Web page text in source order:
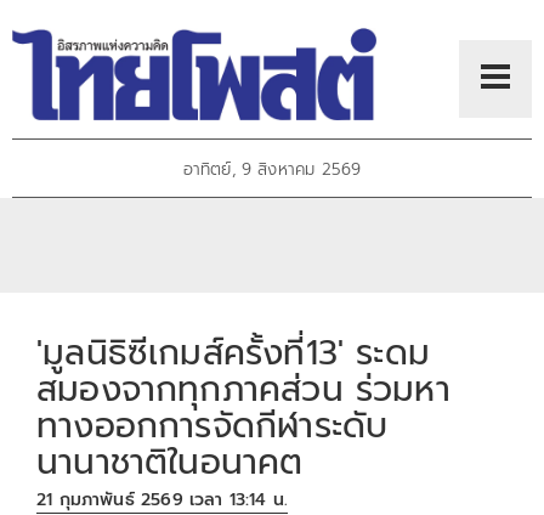
อาทิตย์, 9 สิงหาคม 2569
'มูลนิธิซีเกมส์ครั้งที่13' ระดม
สมองจากทุกภาคส่วน ร่วมหา
ทางออกการจัดกีฬาระดับ
นานาชาติในอนาคต
21 กุมภาพันธ์ 2569 เวลา 13:14 น.